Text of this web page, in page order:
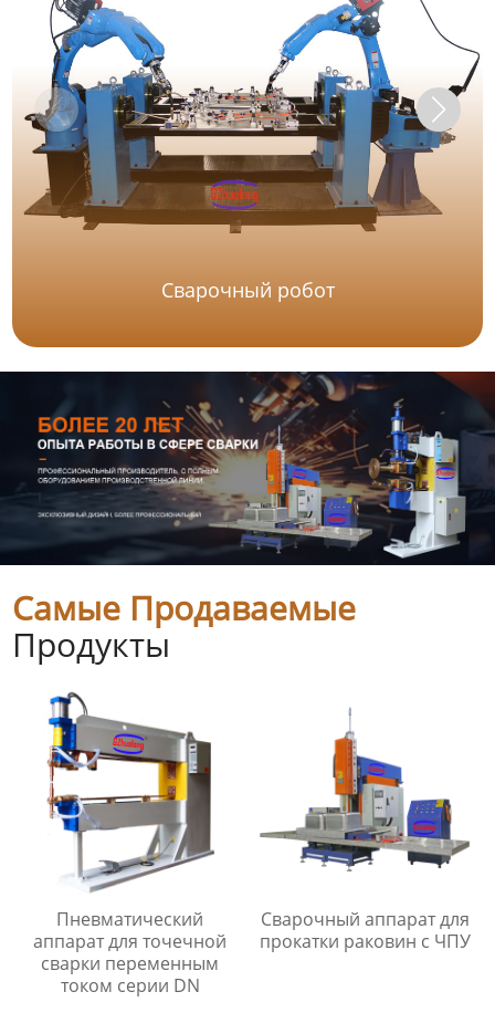
Сварочный робот
Самые Продаваемые
Продукты
Пневматический
аппарат для точечной
сварки переменным
током серии DN
Сварочный аппарат для
прокатки раковин с ЧПУ